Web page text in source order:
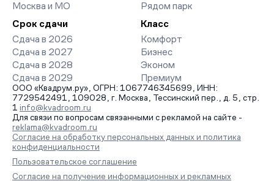
Москва и МО
Рядом парк
Срок сдачи
Сдача в 2026
Сдача в 2027
Сдача в 2028
Сдача в 2029
Класс
Комфорт
Бизнес
Эконом
Премиум
ООО «Квадрум.ру», ОГРН: 1067746345699, ИНН:
7729542491, 109028, г. Москва, Тессинский пер., д. 5, стр.
1 info@kvadroom.ru
Для связи по вопросам связанными с рекламой на сайте -
reklama@kvadroom.ru
Согласие на обработку персональных данных и политика
конфиденциальности
Пользовательское соглашение
Согласие на получение информационных и рекламных